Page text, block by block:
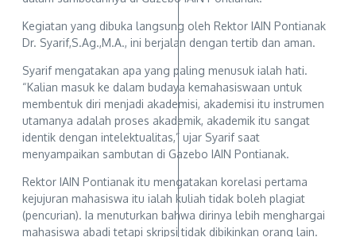
Kegiatan yang dibuka langsung oleh Rektor IAIN Pontianak
Dr. Syarif,S.Ag.,M.A., ini berjalan dengan tertib dan aman.
Syarif mengatakan apa yang paling menusuk ialah hati.
“Kalian masuk ke dalam budaya kemahasiswaan untuk
membentuk diri menjadi akademisi, akademisi itu instrumen
utamanya adalah proses akademik, akademik itu sangat
identik dengan intelektualitas,” ujar Syarif saat
menyampaikan sambutan di Gazebo IAIN Pontianak.
Rektor IAIN Pontianak itu mengatakan korelasi pertama
kejujuran mahasiswa itu ialah kuliah tidak boleh plagiat
(pencurian). Ia menuturkan bahwa dirinya lebih menghargai
mahasiswa abadi tetapi skripsi tidak dibikinkan orang lain.